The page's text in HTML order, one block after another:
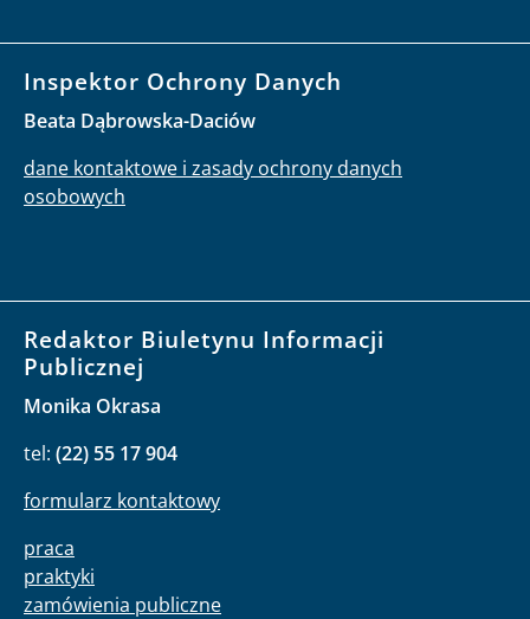
Inspektor Ochrony Danych
Beata Dąbrowska-Daciów
dane kontaktowe i zasady ochrony danych
osobowych
Redaktor Biuletynu Informacji
Publicznej
Monika Okrasa
tel: (22) 55 17 904
formularz kontaktowy
praca
praktyki
zamówienia publiczne